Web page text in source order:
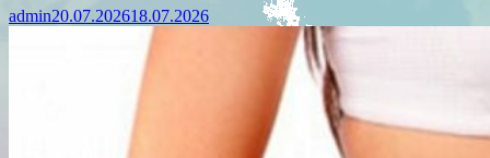
admin20.07.202618.07.2026